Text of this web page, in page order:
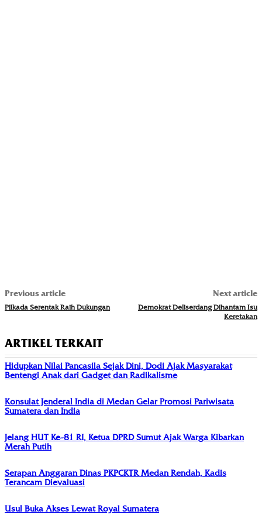
Previous article
Pilkada Serentak Raih Dukungan
Next article
Demokrat Deliserdang Dihantam Isu
Keretakan
ARTIKEL TERKAIT
Hidupkan Nilai Pancasila Sejak Dini, Dodi Ajak Masyarakat
Bentengi Anak dari Gadget dan Radikalisme
Konsulat Jenderal India di Medan Gelar Promosi Pariwisata
Sumatera dan India
Jelang HUT Ke-81 RI, Ketua DPRD Sumut Ajak Warga Kibarkan
Merah Putih
Serapan Anggaran Dinas PKPCKTR Medan Rendah, Kadis
Terancam Dievaluasi
Usul Buka Akses Lewat Royal Sumatera